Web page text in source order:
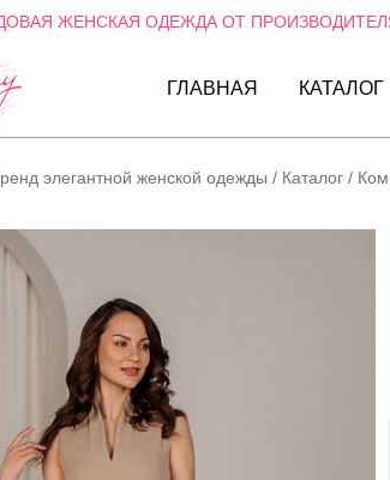
ЖЕНСКАЯ ОДЕЖДА ОТ
ГЛАВНАЯ КАТАЛОГ
элегантной женской одежды / Каталог /